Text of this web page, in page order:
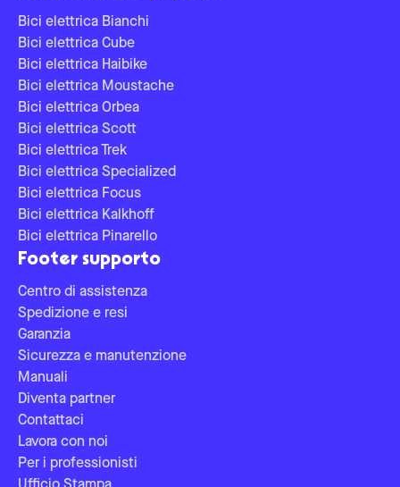
Bici elettrica Bianchi
Bici elettrica Cube
Bici elettrica Haibike
Bici elettrica Moustache
Bici elettrica Orbea
Bici elettrica Scott
Bici elettrica Trek
Bici elettrica Specialized
Bici elettrica Focus
Bici elettrica Kalkhoff
Bici elettrica Pinarello
Footer supporto
Centro di assistenza
Spedizione e resi
Garanzia
Sicurezza e manutenzione
Manuali
Diventa partner
Contattaci
Lavora con noi
Per i professionisti